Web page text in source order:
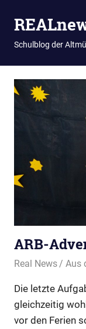
Inhalt
springen
Schulblog der
ARB-
20. Dezember
Real News Aus
Die letzte
gleichzeitig
vor den Ferien